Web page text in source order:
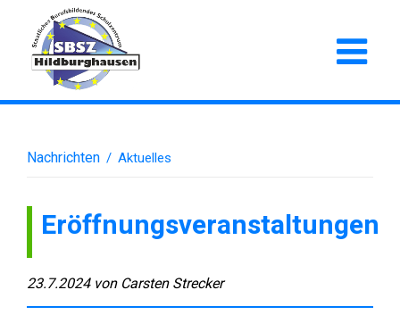
Nachrichten / Aktuelles
Eröffnungsveranstaltungen
23.7.2024 von Carsten Strecker